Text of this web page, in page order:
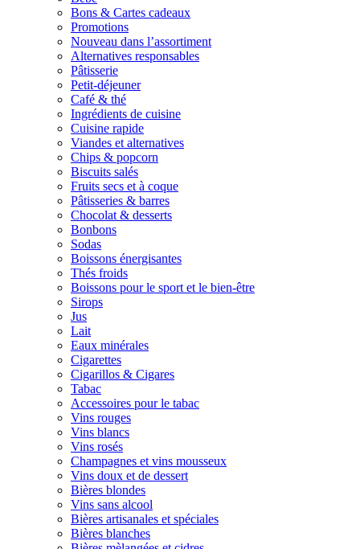
Bons & Cartes cadeaux
Promotions
Nouveau dans l’assortiment
Alternatives responsables
Pâtisserie
Petit-déjeuner
Café & thé
Ingrédients de cuisine
Cuisine rapide
Viandes et alternatives
Chips & popcorn
Biscuits salés
Fruits secs et à coque
Pâtisseries & barres
Chocolat & desserts
Bonbons
Sodas
Boissons énergisantes
Thés froids
Boissons pour le sport et le bien-être
Sirops
Jus
Lait
Eaux minérales
Cigarettes
Cigarillos & Cigares
Tabac
Accessoires pour le tabac
Vins rouges
Vins blancs
Vins rosés
Champagnes et vins mousseux
Vins doux et de dessert
Bières blondes
Vins sans alcool
Bières artisanales et spéciales
Bières blanches